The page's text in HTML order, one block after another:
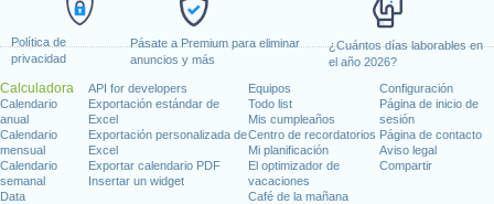
Política de
privacidad
Pásate a Premium para eliminar
anuncios y más
¿Cuántos días laborables en
el año 2026?
Calculadora
Calendario
anual
Calendario
mensual
Calendario
semanal
Data
API for developers
Exportación estándar de
Excel
Exportación personalizada de
Excel
Exportar calendario PDF
Insertar un widget
Equipos
Todo list
Mis cumpleaños
Centro de recordatorios
Mi planificación
El optimizador de
vacaciones
Café de la mañana
Configuración
Página de inicio de
sesión
Página de contacto
Aviso legal
Compartir